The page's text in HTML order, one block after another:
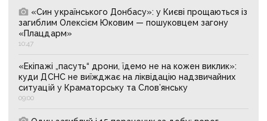
«Син українського Донбасу»: у Києві прощаються із
загиблим Олексієм Юковим — пошуковцем загону
«Плацдарм»
10:47
«Екіпажі „пасуть“ дрони, їдемо не на кожен виклик»:
куди ДСНС не виїжджає на ліквідацію надзвичайних
ситуацій у Краматорську та Слов’янську
09:00